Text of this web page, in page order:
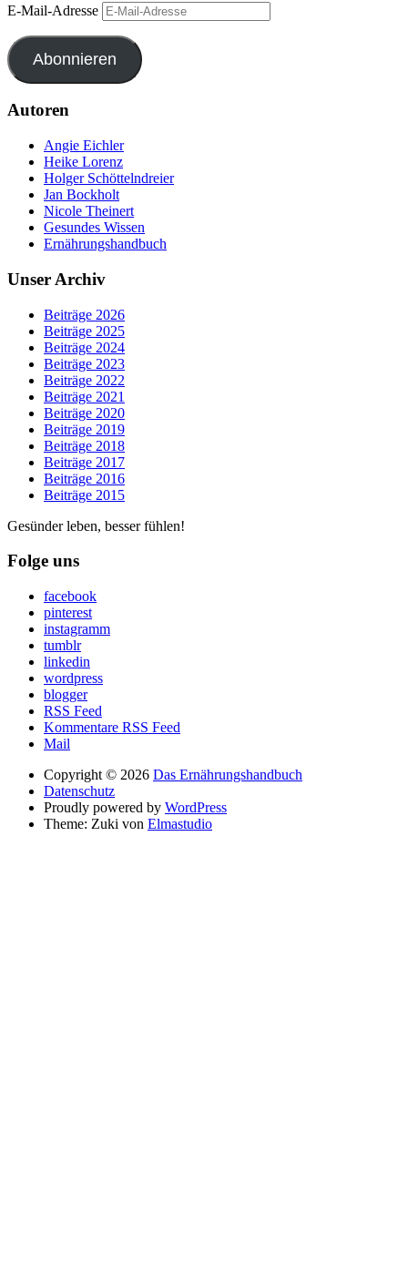
E-Mail-Adresse
Abonnieren
Autoren
Angie Eichler
Heike Lorenz
Holger Schöttelndreier
Jan Bockholt
Nicole Theinert
Gesundes Wissen
Ernährungshandbuch
Unser Archiv
Beiträge 2026
Beiträge 2025
Beiträge 2024
Beiträge 2023
Beiträge 2022
Beiträge 2021
Beiträge 2020
Beiträge 2019
Beiträge 2018
Beiträge 2017
Beiträge 2016
Beiträge 2015
Gesünder leben, besser fühlen!
Folge uns
facebook
pinterest
instagramm
tumblr
linkedin
wordpress
blogger
RSS Feed
Kommentare RSS Feed
Mail
Copyright © 2026 Das Ernährungshandbuch
Datenschutz
Proudly powered by WordPress
Theme: Zuki von Elmastudio